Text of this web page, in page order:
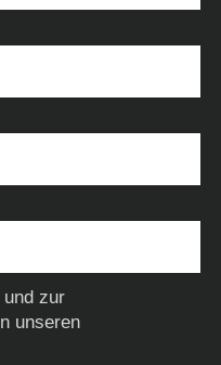
und zur
unseren